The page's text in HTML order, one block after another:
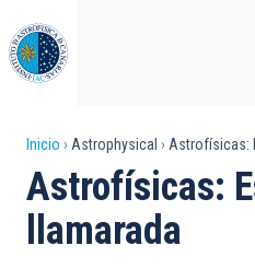
al
contenido
principal
Sobrescribir
enlaces
de
Inicio Astrophysical Astrofísicas:
Astrofísicas:
llamarada